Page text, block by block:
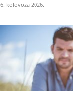
6. kolovoza 2026.